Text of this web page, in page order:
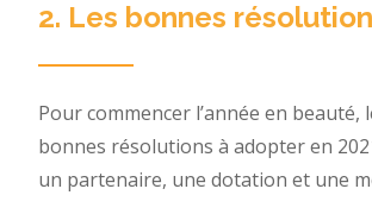
2. Les bonnes
Pour commencer l’année en beauté,
bonnes résolutions à adopter en
un partenaire, une dotation et une